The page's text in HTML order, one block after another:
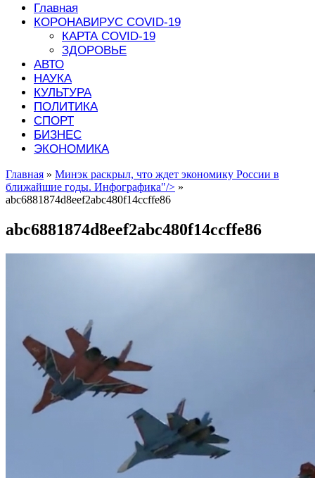
Главная
КОРОНАВИРУС COVID-19
КАРТА COVID-19
ЗДОРОВЬЕ
АВТО
НАУКА
КУЛЬТУРА
ПОЛИТИКА
СПОРТ
БИЗНЕС
ЭКОНОМИКА
Главная » Минэк раскрыл, что ждет экономику России в
ближайшие годы. Инфографика"/> »
abc6881874d8eef2abc480f14ccffe86
abc6881874d8eef2abc480f14ccffe86